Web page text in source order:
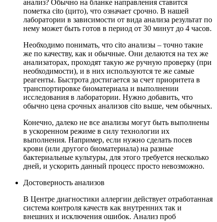
анализ? Обычно на бланке направления ставится
пометка cito (цито), что означает срочно. В нашей
лаборатории в зависимости от вида анализа результат по
нему может быть готов в период от 30 минут до 4 часов.
Необходимо понимать, что cito анализы – точно такие
же по качеству, как и обычные. Они делаются на тех же
анализаторах, проходят такую же ручную проверку (при
необходимости), и в них используются те же самые
реагенты. Быстрота достигается за счет приоритета в
транспортировке биоматериала и выполнении
исследования в лаборатории. Нужно добавить, что
обычно цена срочных анализов cito выше, чем обычных.
Конечно, далеко не все анализы могут быть выполнены
в ускоренном режиме в силу технологии их
выполнения. Например, если нужно сделать посев
крови (или другого биоматериала) на разные
бактериальные культуры, для этого требуется несколько
дней, и ускорить данный процесс просто невозможно.
Достоверность анализов
В Центре диагностики аллергии действует отработанная
система контроля качеств как внутренних так и
внешних и исключения ошибок. Анализ проб